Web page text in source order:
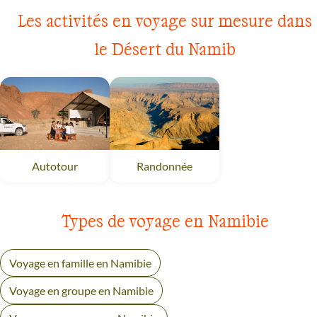
Les activités en voyage sur mesure dans
le Désert du Namib
Autotour Désert du NamibRandonnée
Types de voyage en Namibie
Voyage en famille en Namibie
Voyage en groupe en Namibie